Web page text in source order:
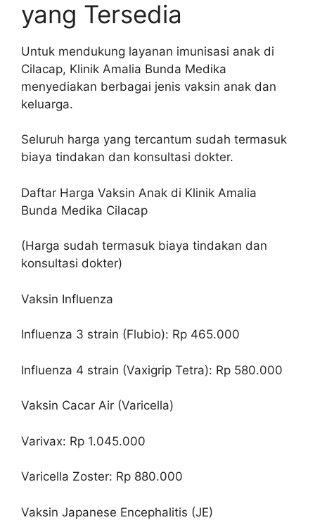
yang Tersedia
Untuk mendukung layanan imunisasi anak di
Cilacap, Klinik Amalia Bunda Medika
menyediakan berbagai jenis vaksin anak dan
keluarga.
Seluruh harga yang tercantum sudah termasuk
biaya tindakan dan konsultasi dokter.
Daftar Harga Vaksin Anak di Klinik Amalia
Bunda Medika Cilacap
(Harga sudah termasuk biaya tindakan dan
konsultasi dokter)
Vaksin Influenza
Influenza 3 strain (Flubio): Rp 465.000
Influenza 4 strain (Vaxigrip Tetra): Rp 580.000
Vaksin Cacar Air (Varicella)
Varivax: Rp 1.045.000
Varicella Zoster: Rp 880.000
Vaksin Japanese Encephalitis (JE)